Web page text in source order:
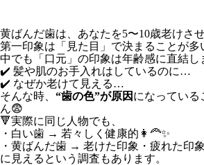
黄ばんだ歯は、あなたを5〜10歳老けさ
第一印象は「見た目」で決まることが多
中でも「口元」の印象は年齢感に直結し
✔️ 髪や肌のお手入れはしているのに…
✔️ なぜか老けて見える…
そんな時、 “歯の色”が原因 になっている
ん😨
🔻実際に同じ人物でも、
・白い歯 → 若々しく健康的👩‍🦰✨
・黄ばんだ歯 → 老けた印象・疲れた印
に見えるという調査もあります。